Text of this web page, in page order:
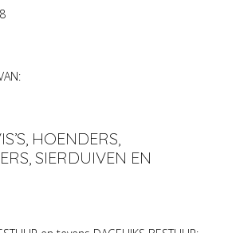
HOENDERS,
SIERDUIVEN EN